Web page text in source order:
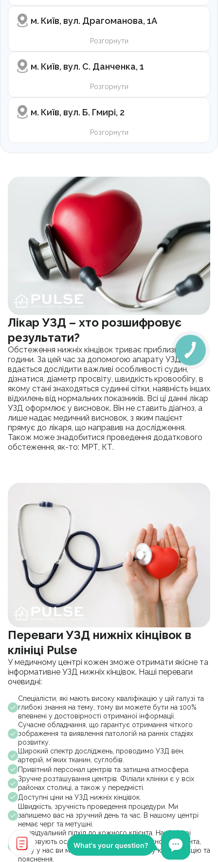
м. Київ, вул. Драгоманова, 1А
Розгорнути
м. Київ, вул. С. Данченка, 1
Розгорнути
м. Київ, вул. Б. Гмирі, 2
Розгорнути
Лікар УЗД – хто розшифровує
результати?
Обстеження нижніх кінцівок триває приблизно пів
години. За цей час за допомогою апарату УЗД
вдається дослідити важливі особливості судин,
дізнатися, діаметр просвіту, швидкість кровообігу, в
якому стані знаходяться судинні сітки, наявність інших
відхилень від нормальних показників. Всі ці данні лікар
УЗД оформлює у висновок. Він не ставить діагноз, а
лише надає медичний висновок, з яким пацієнт
прямує до лікаря, що направив на дослідження.
Також може знадобитися проведення додаткового
обстеження, як-то: МРТ, КТ.
Переваги УЗД нижніх кінцівок в
клініці Pulse
У медичному центрі кожен зможе отримати якісне та
інформативне УЗД нижніх кінцівок. Наші переваги
очевидні:
Спеціалісти, які мають високу кваліфікацію у цій галузі та
глибокі знання на тему, тому ви можете бути на 100%
впевнені у достовірності отриманої інформації.
Сучасне обладнання, що гарантує отримання чіткого
зображення та виявлення патологій на ранніх стадіях
розвитку.
Широкий спектр досліджень, проводимо УЗД вен,
артерій, м’яких тканин, суглобів.
Привітний персонал центрів та затишна атмосфера.
Зручне розташування центрів. Філіали клініки є у всіх
районах столиці, а також у передмісті.
Доступні ціни на УЗД нижніх кінцівок.
Швидкість, зручність проведення процедури. Ми
запишемо вас на зручний день та час. В нашому центрі
немає черг та метушні.
Індивідуальний підхід до кожного клієнта. Наші лікарі
враховують особливості та потреби кожного пацієнта,
тому у нас ви можете отримати детальну консультацію та
пояснення.